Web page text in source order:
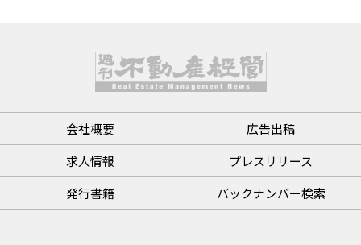
会社概要
広告出稿
求人情報
プレスリリース
発行書籍
バックナンバー検索